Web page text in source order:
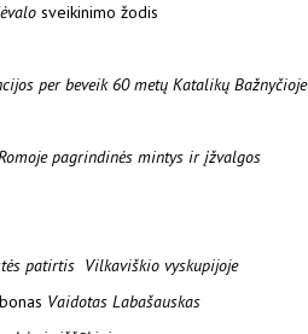
sveikinimo žodis
per beveik 60 metų Katalikų Bažnyčioje
pagrindinės mintys ir įžvalgos
patirtis Vilkaviškio vyskupijoje
Vaidotas Labašauskas